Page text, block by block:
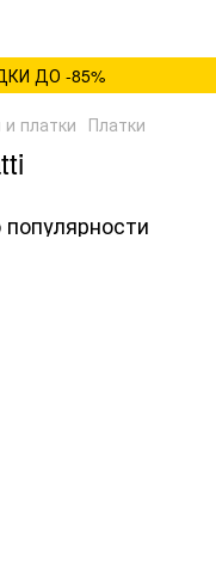
ДО -85%
платки Платки
популярности